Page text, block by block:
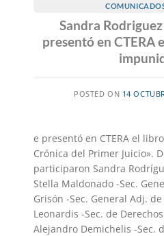
Sandra
presentó en CTERA
POSTED ON 14
e presentó en CTERA el
Crónica del Primer Juicio».
participaron Sandra
Stella Maldonado -Sec.
Grisón -Sec. General Adj. de
Leonardis -Sec. de
Alejandro Demichelis -Sec.